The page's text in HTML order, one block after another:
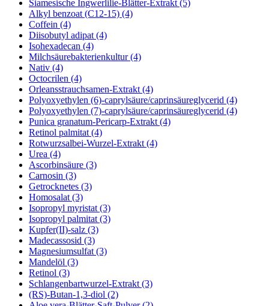
Siamesische Ingwerlilie-Blätter-Extrakt (5)
Alkyl benzoat (C12-15) (4)
Coffein (4)
Diisobutyl adipat (4)
Isohexadecan (4)
Milchsäurebakterienkultur (4)
Nativ (4)
Octocrilen (4)
Orleansstrauchsamen-Extrakt (4)
Polyoxyethylen (6)-caprylsäure/caprinsäureglycerid (4)
Polyoxyethylen (7)-caprylsäure/caprinsäureglycerid (4)
Punica granatum-Pericarp-Extrakt (4)
Retinol palmitat (4)
Rotwurzsalbei-Wurzel-Extrakt (4)
Urea (4)
Ascorbinsäure (3)
Carnosin (3)
Getrocknetes (3)
Homosalat (3)
Isopropyl myristat (3)
Isopropyl palmitat (3)
Kupfer(II)-salz (3)
Madecassosid (3)
Magnesiumsulfat (3)
Mandelöl (3)
Retinol (3)
Schlangenbartwurzel-Extrakt (3)
(RS)-Butan-1,3-diol (2)